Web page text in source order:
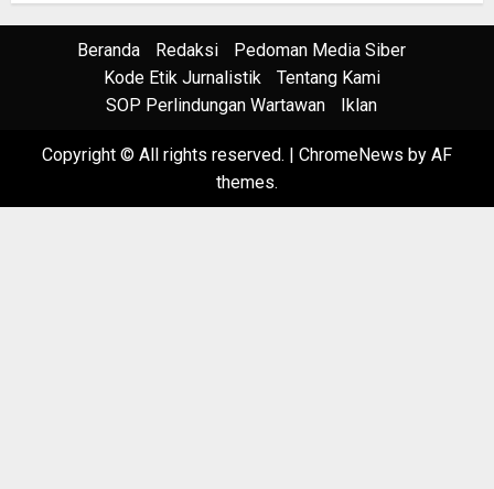
Beranda Redaksi
Pedoman Media Siber
Kode Etik Jurnalistik
Tentang Kami
SOP Perlindungan Wartawan
Iklan
Copyright © All rights reserved. | ChromeNews by AF
themes.